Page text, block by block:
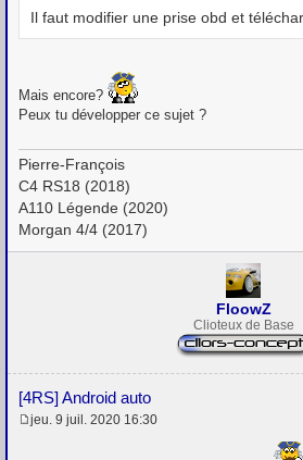
g
e
Il faut modifier une prise obd et
Mais encore?
Peux tu développer ce sujet ?
Pierre-François
C4 RS18 (2018)
A110 Légende (2020)
Morgan 4/4 (2017)
FloowZ
Clioteux de Base
[4RS] Android auto
jeu. 9 juil. 2020 16:30